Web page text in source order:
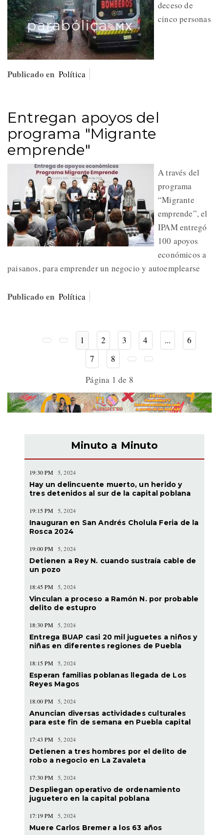
deceso de
cinco personas
Publicado en Política
Entregan apoyos del
programa "Migrante
emprende"
A través del
programa
“Migrante
emprende”, el
IPAM entregó
100 apoyos
económicos a
paisanos, para emprender un negocio y autoemplearse
Publicado en Política
1 2 3 4 ...
6
7
8
Página 1 de 8
Minuto a Minuto
19:30 PM 5, 2024
Hay un delincuente muerto, un herido y
tres detenidos al sur de la capital poblana
19:15 PM 5, 2024
Inauguran en San Andrés Cholula Feria de la
Rosca 2024
19:00 PM 5, 2024
Detienen a Rey N. cuando sustraía cable de
un pozo
18:45 PM 5, 2024
Vinculan a proceso a Ramón N. por probable
delito de estupro
18:30 PM 5, 2024
Entrega BUAP casi 20 mil juguetes a niños y
niñas en diferentes regiones de Puebla
18:15 PM 5, 2024
Esperan familias poblanas llegada de Los
Reyes Magos
18:00 PM 5, 2024
Anuncian diversas actividades culturales
para este fin de semana en Puebla capital
17:43 PM 5, 2024
Detienen a tres hombres por el delito de
robo a negocio en La Zavaleta
17:30 PM 5, 2024
Despliegan operativo de ordenamiento
juguetero en la capital poblana
17:19 PM 5, 2024
Muere Carlos Bremer a los 63 años